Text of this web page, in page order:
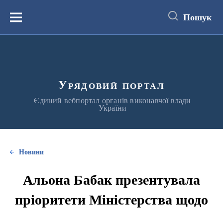
вмістуМеню Пошук
Урядовий портал
Єдиний вебпортал органів виконавчої влади
України
Новини
Альона Бабак презентувала
пріоритети Міністерства щодо